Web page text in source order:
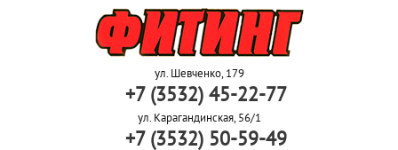
ул. Шевченко, 179
+7 (3532) 45-22-77
ул. Карагандинская, 56/1
+7 (3532) 50-59-49